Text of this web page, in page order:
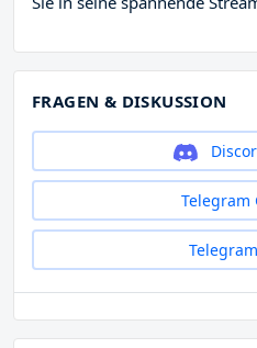
FRAGEN & DISKUSSION
Telegram